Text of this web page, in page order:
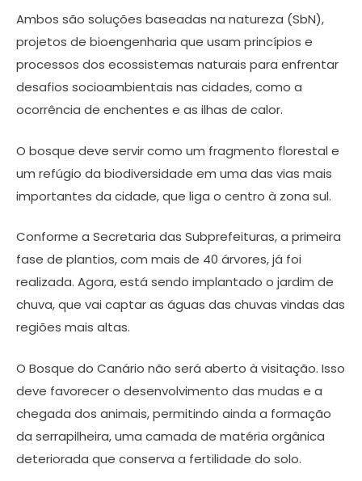
Ambos são soluções baseadas na natureza (SbN),
projetos de bioengenharia que usam princípios e
processos dos ecossistemas naturais para enfrentar
desafios socioambientais nas cidades, como a
ocorrência de enchentes e as ilhas de calor.
O bosque deve servir como um fragmento florestal e
um refúgio da biodiversidade em uma das vias mais
importantes da cidade, que liga o centro à zona sul.
Conforme a Secretaria das Subprefeituras, a primeira
fase de plantios, com mais de 40 árvores, já foi
realizada. Agora, está sendo implantado o jardim de
chuva, que vai captar as águas das chuvas vindas das
regiões mais altas.
O Bosque do Canário não será aberto à visitação. Isso
deve favorecer o desenvolvimento das mudas e a
chegada dos animais, permitindo ainda a formação
da serrapilheira, uma camada de matéria orgânica
deteriorada que conserva a fertilidade do solo.